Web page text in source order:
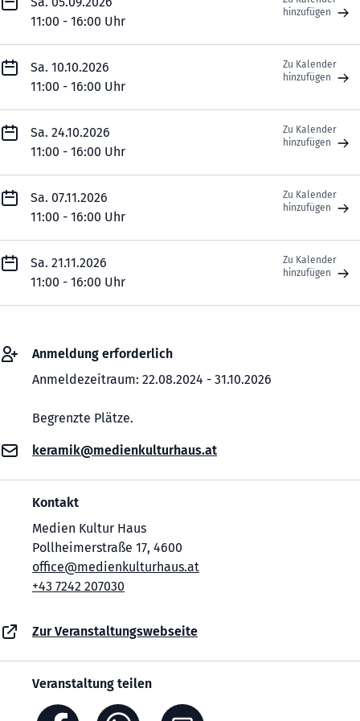
11:00 - 16:00 Uhr
hinzufügen
Sa. 10.10.2026
11:00 - 16:00 Uhr
Zu Kalender
hinzufügen
Sa. 24.10.2026
11:00 - 16:00 Uhr
Zu Kalender
hinzufügen
Sa. 07.11.2026
11:00 - 16:00 Uhr
Zu Kalender
hinzufügen
Sa. 21.11.2026
11:00 - 16:00 Uhr
Zu Kalender
hinzufügen
Anmeldung erforderlich
Anmeldezeitraum: 22.08.2024 - 31.10.2026
Begrenzte Plätze.
keramik@medienkulturhaus.at
Kontakt
Medien Kultur Haus
Pollheimerstraße 17, 4600
office@medienkulturhaus.at
+43 7242 207030
Zur Veranstaltungswebseite
Veranstaltung teilen